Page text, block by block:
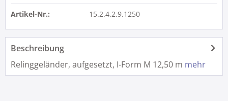
Artikel-Nr.: 15.2.4.2.9.1250
Beschreibung
Relinggeländer, aufgesetzt, I-Form M 12,50 m mehr